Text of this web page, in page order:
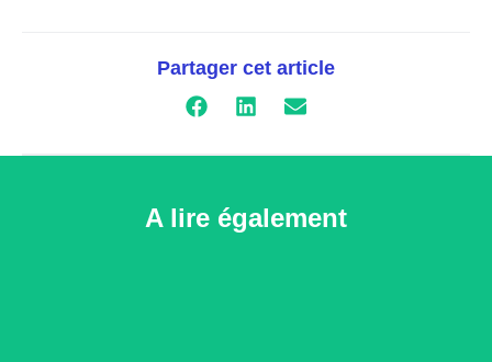
Partager cet article
A lire également